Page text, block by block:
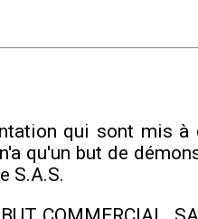
qui sont mis
qu'un but de
S.A.S.